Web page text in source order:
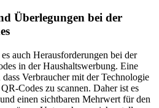
Überlegungen bei der
auch Herausforderungen bei der
in der Haushaltswerbung. Eine
Verbraucher mit der Technologie
Codes zu scannen. Daher ist es
einen sichtbaren Mehrwert für den